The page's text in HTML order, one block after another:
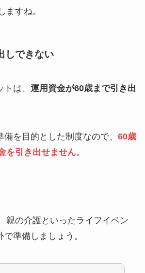
ますね。
しできない
は、 運用資金が60歳まで引き出
を目的とした制度なので、 60歳
を引き出せません。
親の介護といったライフイベン
で準備しましょう。